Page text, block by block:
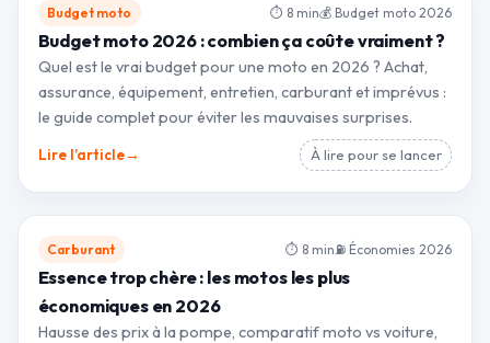
Budget moto ⏱ 8 min💰 Budget moto 2026
Budget moto 2026 : combien ça coûte vraiment ?
Quel est le vrai budget pour une moto en 2026 ? Achat,
assurance, équipement, entretien, carburant et imprévus :
le guide complet pour éviter les mauvaises surprises.
Lire l’article→ À lire pour se lancer
Carburant ⏱ 8 min ⛽ Économies 2026
Essence trop chère : les motos les plus
économiques en 2026
Hausse des prix à la pompe, comparatif moto vs voiture,